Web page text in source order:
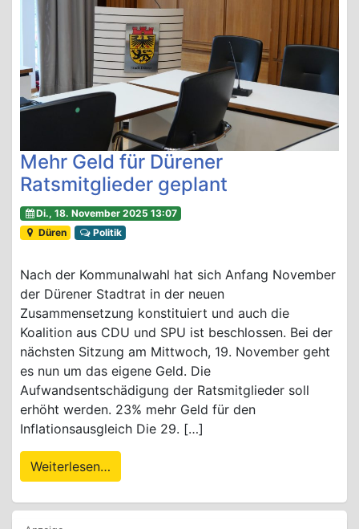
Mehr Geld für Dürener
Ratsmitglieder geplant
Di., 18. November 2025 13:07
Düren
Politik
Nach der Kommunalwahl hat sich Anfang November
der Dürener Stadtrat in der neuen
Zusammensetzung konstituiert und auch die
Koalition aus CDU und SPU ist beschlossen. Bei der
nächsten Sitzung am Mittwoch, 19. November geht
es nun um das eigene Geld. Die
Aufwandsentschädigung der Ratsmitglieder soll
erhöht werden. 23% mehr Geld für den
Inflationsausgleich Die 29. […]
Weiterlesen…